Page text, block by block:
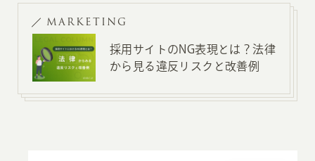
MARKETING
採用サイトのNG表現とは？法律
から見る違反リスクと改善例